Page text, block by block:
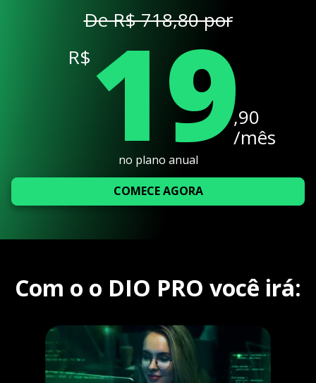
De R$ 718,80 por
R$ 19,90
/mês
no plano anual
COMECE AGORA
Com o o DIO PRO você irá: